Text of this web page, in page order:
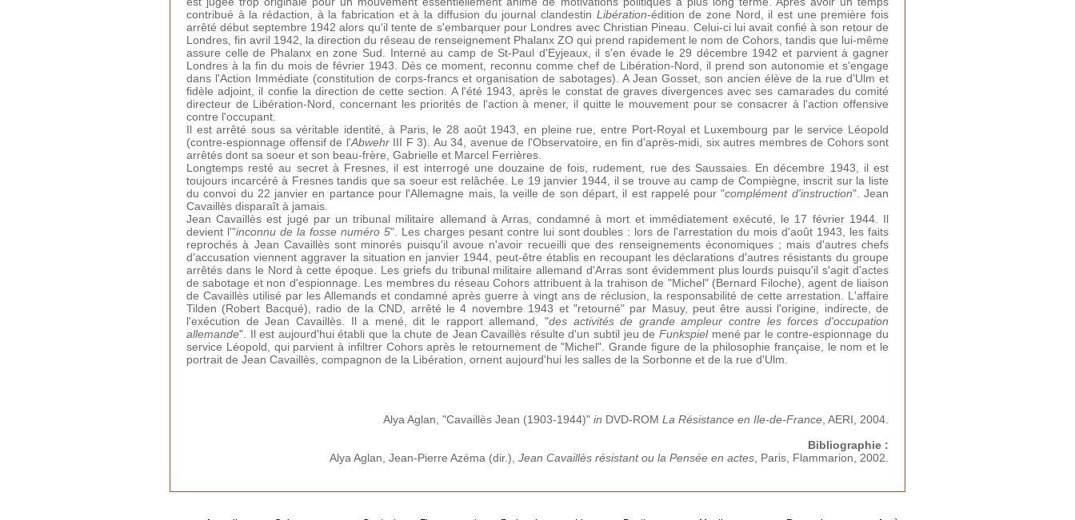
contribué à la rédaction, à la fabrication et à la diffusion du journal clandestin Libération-édition de zone Nord, il est une première fois
arrêté début septembre 1942 alors qu'il tente de s'embarquer pour Londres avec Christian Pineau. Celui-ci lui avait confié à son retour de
Londres, fin avril 1942, la direction du réseau de renseignement Phalanx ZO qui prend rapidement le nom de Cohors, tandis que lui-même
assure celle de Phalanx en zone Sud. Interné au camp de St-Paul d'Eyjeaux, il s'en évade le 29 décembre 1942 et parvient à gagner
Londres à la fin du mois de février 1943. Dès ce moment, reconnu comme chef de Libération-Nord, il prend son autonomie et s'engage
dans l'Action Immédiate (constitution de corps-francs et organisation de sabotages). A Jean Gosset, son ancien élève de la rue d'Ulm et
fidèle adjoint, il confie la direction de cette section. A l'été 1943, après le constat de graves divergences avec ses camarades du comité
directeur de Libération-Nord, concernant les priorités de l'action à mener, il quitte le mouvement pour se consacrer à l'action offensive
contre l'occupant.
Il est arrêté sous sa véritable identité, à Paris, le 28 août 1943, en pleine rue, entre Port-Royal et Luxembourg par le service Léopold
(contre-espionnage offensif de l'AbwehrIII F 3). Au 34, avenue de l'Observatoire, en fin d'après-midi, six autres membres de Cohors sont
arrêtés dont sa soeur et son beau-frère, Gabrielle et Marcel Ferrières.
Longtemps resté au secret à Fresnes, il est interrogé une douzaine de fois, rudement, rue des Saussaies. En décembre 1943, il est
toujours incarcéré à Fresnes tandis que sa soeur est relâchée. Le 19 janvier 1944, il se trouve au camp de Compiègne, inscrit sur la liste
du convoi du 22 janvier en partance pour l'Allemagne mais, la veille de son départ, il est rappelé pour "complément d'instruction". Jean
Cavaillès disparaît à jamais.
Jean Cavaillès est jugé par un tribunal militaire allemand à Arras, condamné à mort et immédiatement exécuté, le 17 février 1944. Il
devient l'"inconnu de la fosse numéro 5". Les charges pesant contre lui sont doubles : lors de l'arrestation du mois d'août 1943, les faits
reprochés à Jean Cavaillès sont minorés puisqu'il avoue n'avoir recueilli que des renseignements économiques ; mais d'autres chefs
d'accusation viennent aggraver la situation en janvier 1944, peut-être établis en recoupant les déclarations d'autres résistants du groupe
arrêtés dans le Nord à cette époque. Les griefs du tribunal militaire allemand d'Arras sont évidemment plus lourds puisqu'il s'agit d'actes
de sabotage et non d'espionnage. Les membres du réseau Cohors attribuent à la trahison de "Michel" (Bernard Filoche), agent de liaison
de Cavaillès utilisé par les Allemands et condamné après guerre à vingt ans de réclusion, la responsabilité de cette arrestation. L'affaire
Tilden (Robert Bacqué), radio de la CND, arrêté le 4 novembre 1943 et "retourné" par Masuy, peut être aussi l'origine, indirecte, de
l'exécution de Jean Cavaillès. Il a mené, dit le rapport allemand, "des activités de grande ampleur contre les forces d'occupation
allemande". Il est aujourd'hui établi que la chute de Jean Cavaillès résulte d'un subtil jeu de Funkspielmené par le contre-espionnage du
service Léopold, qui parvient à infiltrer Cohors après le retournement de "Michel". Grande figure de la philosophie française, le nom et le
portrait de Jean Cavaillès, compagnon de la Libération, ornent aujourd'hui les salles de la Sorbonne et de la rue d'Ulm.
Alya Aglan, "Cavaillès Jean (1903-1944)" in DVD-ROM La Résistance en Ile-de-France , AERI, 2004.
Bibliographie :
Alya Aglan, Jean-Pierre Azéma (dir.), Jean Cavaillès résistant ou la Pensée en actes , Paris, Flammarion, 2002.